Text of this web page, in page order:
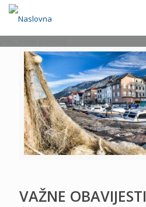
VAŽNE OBAVIJESTI